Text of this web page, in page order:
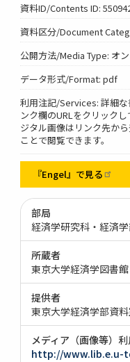
資料ID/Contents ID:
資料区分/Document
公開方法/Media Type: オ
データ形式/Format: pdf
利用注記/Services: 詳細
ンク欄のURLをクリック
ジタル画像はリンク先か
ことで閲覧できます。
『Engel』で見る
部局
経済学研究科・経済
所蔵者
東京大学経済学図書館
提供者
東京大学経済学部資
メディア（画像等）
http://www.lib.e.u-